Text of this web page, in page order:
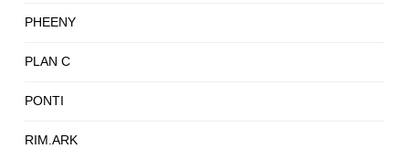
PHEENY
PLAN C
PONTI
RIM.ARK